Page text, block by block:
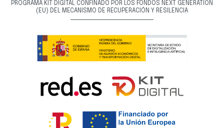
PROGRAMA KIT DIGITAL CONFINADO POR LOS FONDOS NEXT GENERATION
(EU) DEL MECANISMO DE RECUPERACIÓN Y RESILENCIA